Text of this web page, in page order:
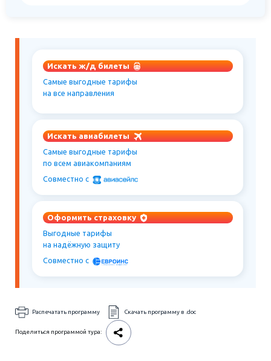
Искать ж/д билеты
Самые выгодные тарифы
на все направления
Искать авиабилеты
Самые выгодные тарифы
по всем авиакомпаниям
Совместно c
Оформить страховку
Выгодные тарифы
на надёжную защиту
Совместно c
Распечатать программу Скачать программу в .doc
Поделиться программой тура: